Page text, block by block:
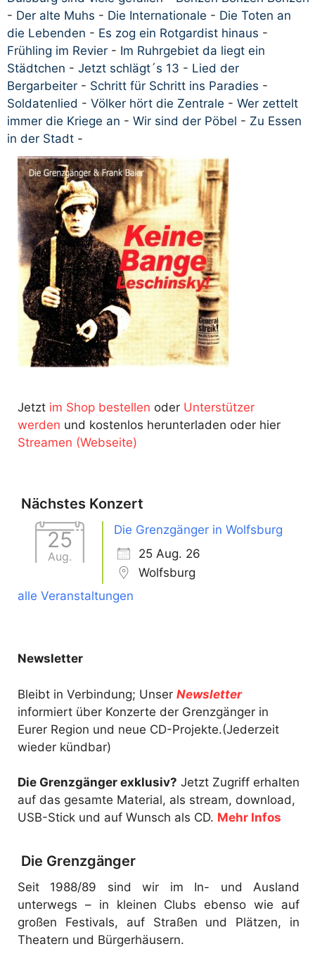
- Der alte Muhs - Die Internationale - Die Toten an
die Lebenden - Es zog ein Rotgardist hinaus -
Frühling im Revier - Im Ruhrgebiet da liegt ein
Städtchen - Jetzt schlägt´s 13 - Lied der
Bergarbeiter - Schritt für Schritt ins Paradies -
Soldatenlied - Völker hört die Zentrale - Wer zettelt
immer die Kriege an - Wir sind der Pöbel - Zu Essen
in der Stadt -
Jetzt im Shop bestellen oder Unterstützer
werden und kostenlos herunterladen oder hier
Streamen (Webseite)
Nächstes Konzert
25
Aug.
Die Grenzgänger in Wolfsburg
25 Aug. 26
Wolfsburg
alle Veranstaltungen
Newsletter
Bleibt in Verbindung; Unser Newsletter
informiert über Konzerte der Grenzgänger in
Eurer Region und neue CD-Projekte.(Jederzeit
wieder kündbar)
Die Grenzgänger exklusiv? Jetzt Zugriff erhalten
auf das gesamte Material, als stream, download,
USB-Stick und auf Wunsch als CD. Mehr Infos
Die Grenzgänger
Seit 1988/89 sind wir im In- und Ausland
unterwegs – in kleinen Clubs ebenso wie auf
großen Festivals, auf Straßen und Plätzen, in
Theatern und Bürgerhäusern.